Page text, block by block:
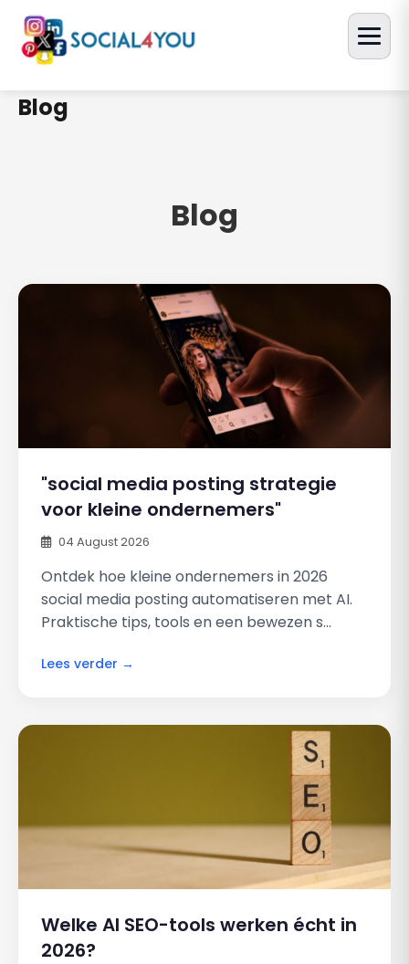
Blog
Blog
"social media posting strategie
voor kleine ondernemers"
04 August 2026
Ontdek hoe kleine ondernemers in 2026
social media posting automatiseren met AI.
Praktische tips, tools en een bewezen s...
Lees verder →
Welke AI SEO-tools werken écht in
2026?